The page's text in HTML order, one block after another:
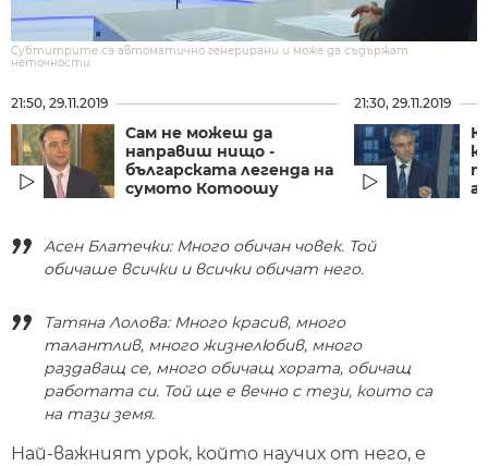
Субтитрите са автоматично генерирани и може да съдържат
неточности.
21:50, 29.11.2019
Сам не можеш да
направиш нищо -
българската легенда на
сумото Котоошу
21:30, 29.11.2019
Асен Блатечки: Много обичан човек. Той
обичаше всички и всички обичат него.
Татяна Лолова: Много красив, много
талантлив, много жизнелюбив, много
раздаващ се, много обичащ хората, обичащ
работата си. Той ще е вечно с тези, които са
на тази земя.
Най-важният урок, който научих от него, е